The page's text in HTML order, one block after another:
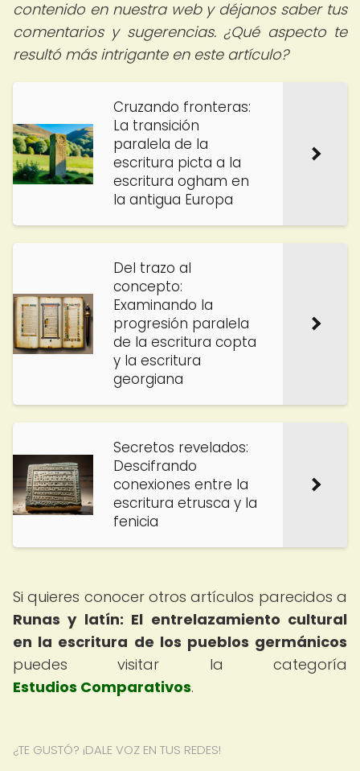
contenido en nuestra web y déjanos saber tus
comentarios y sugerencias. ¿Qué aspecto te
resultó más intrigante en este artículo?
Cruzando fronteras:
La transición
paralela de la
escritura picta a la
escritura ogham en
la antigua Europa
Del trazo al
concepto:
Examinando la
progresión paralela
de la escritura copta
y la escritura
georgiana
Secretos revelados:
Descifrando
conexiones entre la
escritura etrusca y la
fenicia
Si quieres conocer otros artículos parecidos a
Runas y latín: El entrelazamiento cultural
en la escritura de los pueblos germánicos
puedes visitar la categoría
Estudios Comparativos.
¿TE GUSTÓ? ¡DALE VOZ EN TUS REDES!